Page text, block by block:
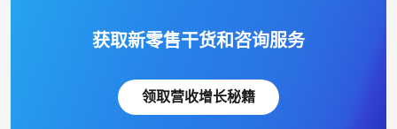
获取新零售干货和咨询服务
领取营收增长秘籍